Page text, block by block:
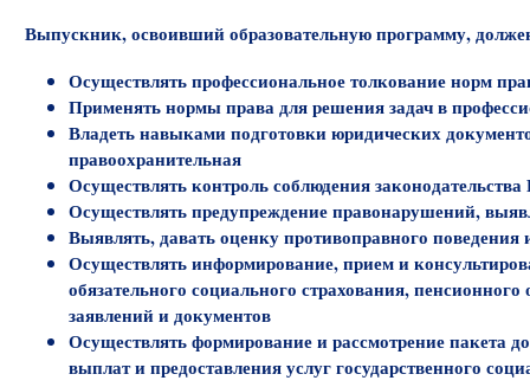
Выпускник, освоивший образовательную программу,
Осуществлять профессиональное толкование норм
Применять нормы права для решения задач в
Владеть навыками подготовки юридических
правоохранительная
Осуществлять контроль соблюдения
Осуществлять предупреждение правонарушений,
Выявлять, давать оценку противоправного поведения
Осуществлять информирование, прием и
обязательного социального страхования,
заявлений и документов
Осуществлять формирование и рассмотрение пакета
выплат и предоставления услуг государственного